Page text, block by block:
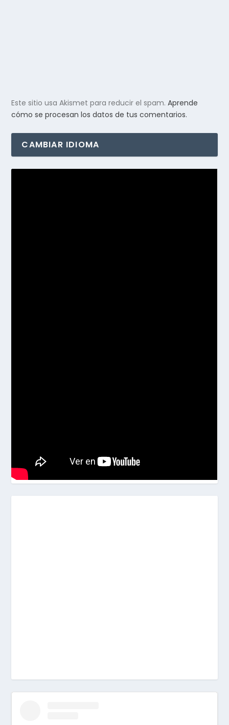
Este sitio usa Akismet para reducir el spam.Aprende
cómo se procesan los datos de tus comentarios.
CAMBIAR IDIOMA